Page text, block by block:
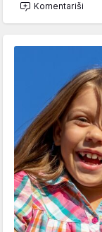
Komentariši